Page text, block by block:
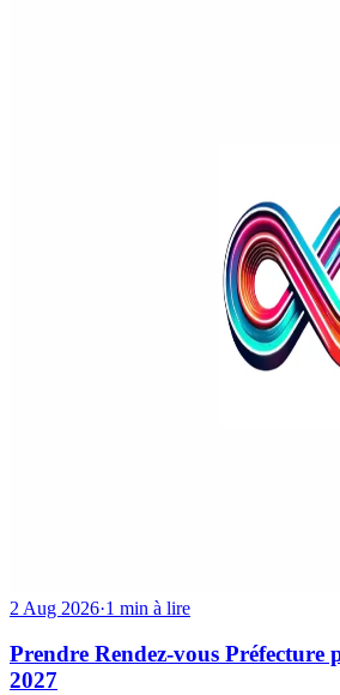
2 Aug 2026·1 min à lire
Prendre Rendez-vous Préfecture
2027